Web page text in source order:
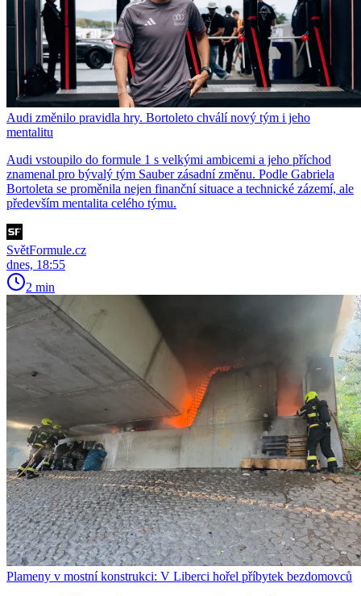
Audi změnilo pravidla hry. Bortoleto chválí nový tým i jeho
mentalitu
Audi vstoupilo do formule 1 s velkými ambicemi a jeho příchod
znamenal pro bývalý tým Sauber zásadní změnu. Podle Gabriela
Bortoleta se proměnila nejen finanční situace a technické zázemí, ale
především mentalita celého týmu.
SvětFormule.cz
dnes, 18:55
2 min
Plameny v mostní konstrukci: V Liberci hořel příbytek bezdomovců